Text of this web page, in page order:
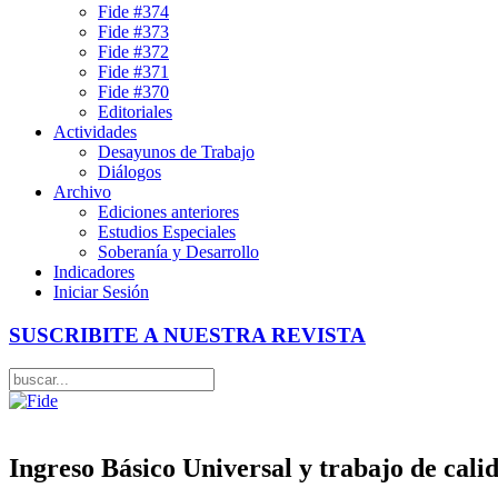
Fide #374
Fide #373
Fide #372
Fide #371
Fide #370
Editoriales
Actividades
Desayunos de Trabajo
Diálogos
Archivo
Ediciones anteriores
Estudios Especiales
Soberanía y Desarrollo
Indicadores
Iniciar Sesión
SUSCRIBITE A NUESTRA REVISTA
Ingreso Básico Universal y trabajo de